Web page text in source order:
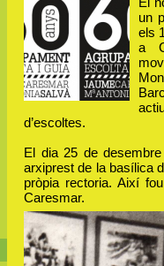
un
els
a
d’escoltes.
El dia 25 de
arxiprest de la basílica
pròpia rectoria. Així
Caresmar.